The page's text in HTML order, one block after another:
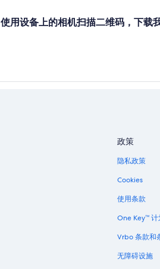
使用设备上的相机扫描二维码，下载
政策
隐私政策
Cookies
使用条款
One Key™
Vrbo 条款和
无障碍设施